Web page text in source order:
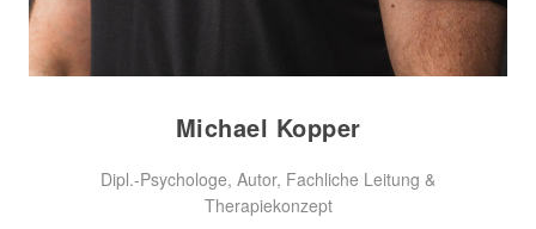
Michael Kopper
Dipl.-Psychologe, Autor, Fachliche Leitung &
Therapiekonzept